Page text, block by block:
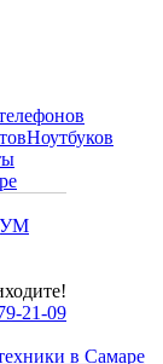
Ноутбуков
21-09
в Самаре